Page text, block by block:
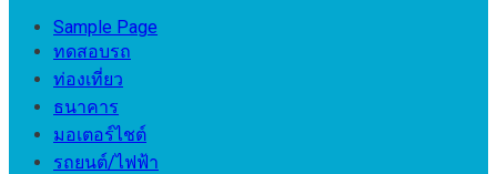
Sample Page
ทดสอบรถ
ท่องเที่ยว
ธนาคาร
มอเตอร์ไชต์
รถยนต์/ไฟฟ้า